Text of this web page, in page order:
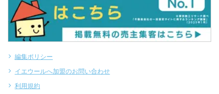
編集ポリシー
イエウールへ加盟のお問い合わせ
利用規約